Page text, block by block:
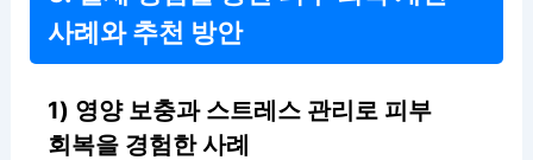
사례와 추천 방안
1) 영양 보충과 스트레스 관리로 피부
회복을 경험한 사례